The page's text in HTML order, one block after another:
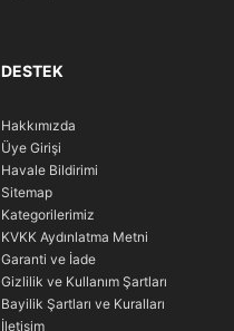
DESTEK
Hakkımızda
Üye Girişi
Havale Bildirimi
Sitemap
Kategorilerimiz
KVKK Aydınlatma Metni
Garanti ve İade
Gizlilik ve Kullanım Şartları
Bayilik Şartları ve Kuralları
İletişim